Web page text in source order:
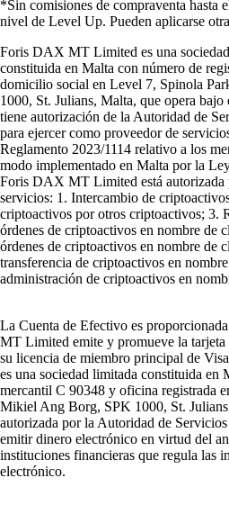
*Sin comisiones de compraventa hasta
nivel de Level Up. Pueden aplicarse
Foris DAX MT Limited es una
constituida en Malta con número de
domicilio social en Level 7, Spinola
1000, St. Julians, Malta, que opera bajo
tiene autorización de la Autoridad de
para ejercer como proveedor de
Reglamento 2023/1114 relativo a los
modo implementado en Malta por la
Foris DAX MT Limited está autorizada
servicios: 1. Intercambio de
criptoactivos por otros criptoactivos; 3.
órdenes de criptoactivos en nombre de
órdenes de criptoactivos en nombre de
transferencia de criptoactivos en
administración de criptoactivos en
La Cuenta de Efectivo es
MT Limited emite y promueve la tarjeta
su licencia de miembro principal de
es una sociedad limitada constituida en
mercantil C 90348 y oficina registrada
Mikiel Ang Borg, SPK 1000, St.
autorizada por la Autoridad de
emitir dinero electrónico en virtud del
instituciones financieras que regula las
electrónico.